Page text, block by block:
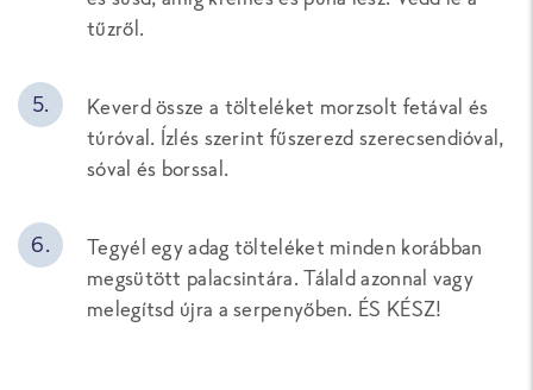
tűzről.
Keverd össze a tölteléket morzsolt fetával és
túróval. Ízlés szerint fűszerezd szerecsendióval,
sóval és borssal.
Tegyél egy adag tölteléket minden korábban
megsütött palacsintára. Tálald azonnal vagy
melegítsd újra a serpenyőben. ÉS KÉSZ!